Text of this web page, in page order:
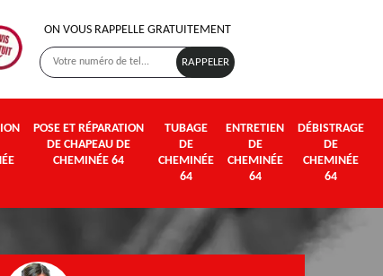
ON VOUS RAPPELLE GRATUITEMENT
POSE ET RÉPARATION
DE CHAPEAU DE
CHEMINÉE 64
TUBAGE
DE
CHEMINÉE
64
ENTRETIEN
DE
CHEMINÉE
64
DÉBISTRAGE
DE
CHEMINÉE
64